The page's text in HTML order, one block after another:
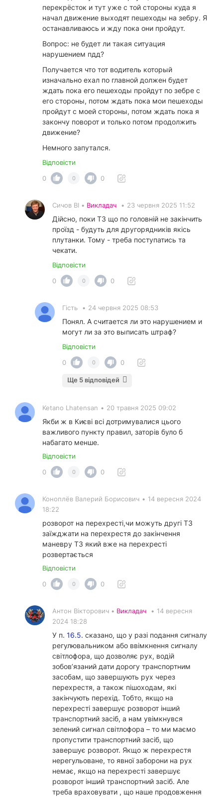
перекрёсток и тут уже с той стороны куда я
начал движение выходят пешеходы на зебру. Я
останавливаюсь и жду пока они пройдут.
Вопрос: не будет ли такая ситуация
нарушением пдд?
Получается что тот водитель который
изначально ехал по главной должен будет
ждать пока его пешеходы пройдут по зебре с
его стороны, потом ждать пока мои пешеходы
пройдут с моей стороны, потом ждать пока я
закончу поворот и только потом продолжить
движение?
Немного запутался.
Відповісти
0
0 0
Сичов ВІ • Викладач • 23 червня 2025 11:52
Дійсно, поки ТЗ що по головній не закінчить
проїзд - будуть для другорядників якісь
плутанки. Тому - треба поступатись та
чекати.
Відповісти
0
0 0
Гість • 24 червня 2025 08:53
Понял. А считается ли это нарушением и
могут ли за это выписать штраф?
Відповісти
0
0 0
Ще 5 відповідей
Ketano Lhatensan • 20 травня 2025 09:02
Якби ж в Києві всі дотримувалися цього
важливого пункту правил, заторів було б
набагато менше.
Відповісти
0
0 0
Коноплёв Валерий Борисович • 14 вересня 2024
18:22
розворот на перехресті,чи можуть другі ТЗ
заїжджати на перехрестя до закінчення
маневру ТЗ який вже на перехресті
розвертається
Відповісти
0
0 0
Антон Вікторович • Викладач • 14 вересня
2024 18:28
У п. 16.5. сказано, що у разі подання сигналу
регулювальником або ввімкнення сигналу
світлофора, що дозволяє рух, водій
зобов’язаний дати дорогу транспортним
засобам, що завершують рух через
перехрестя, а також пішоходам, які
закінчують перехід. Тобто, якщо на
перехресті завершує розворот інший
транспортний засіб, а нам увімкнувся
зелений сигнал світлофора – то ми маємо
пропустити транспортний засіб, що
завершує розворот. Якщо ж перехрестя
нерегульоване, то явної заборони на рух
немає, якщо на перехресті завершує
розворот інший транспортний засіб. Але
треба враховувати , що наше продовження